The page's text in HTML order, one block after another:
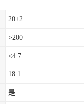
20+2
>200
<4.7
18.1
是